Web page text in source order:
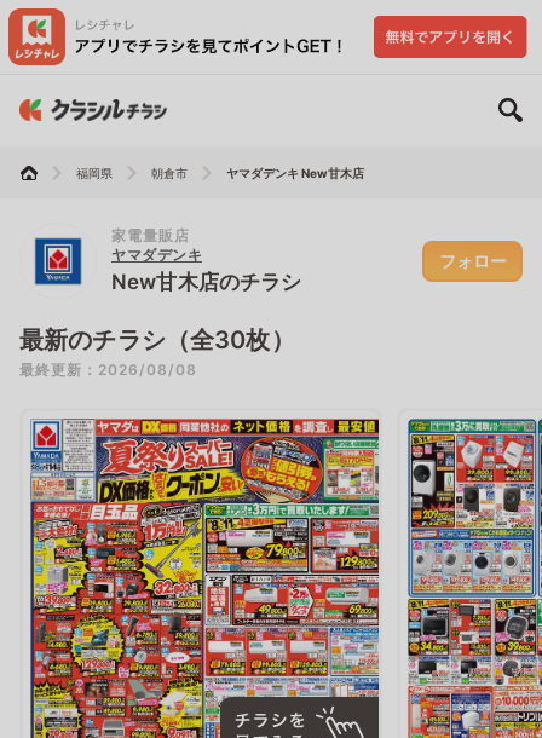
福岡県 朝倉市 ヤマダデンキ New甘木店
家電量販店
ヤマダデンキ
New甘木店のチラシ
フォロー
最新のチラシ（全30枚）
最終更新：2026/08/08